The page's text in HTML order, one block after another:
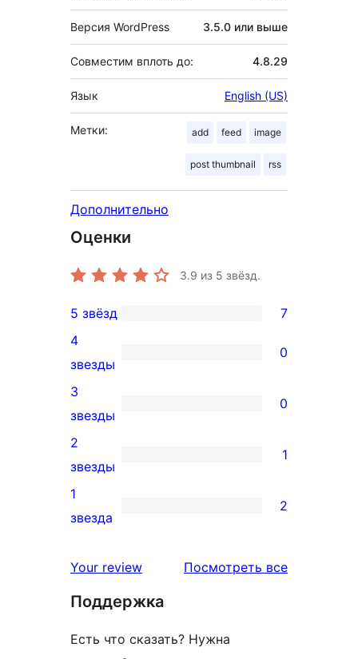
Версия WordPress 3.5.0 или выше
Совместим вплоть до: 4.8.29
Язык English (US)
Метки: add feed image
post thumbnail rss
Дополнительно
Оценки
3.9 из 5 звёзд.
7
5-
звездный
отзыв
5 звёзд 7
0
4-
звездный
отзыв
4
звезды
0
0
3-
звездный
отзыв
3
звезды
0
1
2-
звездный
2
звезды
1
2
звездный
1
звезда
2
Your review Посмотреть всеотзывы
Поддержка
Есть что сказать? Нужна